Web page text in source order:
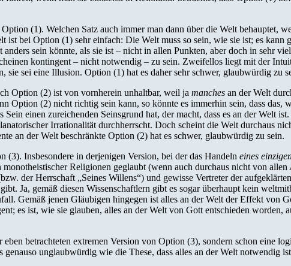
(1). Welchen Satz auch immer man dann über die Welt behauptet,
bei Option (1) sehr einfach: Die Welt muss so sein, wie sie ist; es kann
sein könnte, als sie ist – nicht in allen Punkten, aber doch in sehr
kontingent – nicht notwendig – zu sein. Zweifellos liegt mit der
sei eine Illusion. Option (1) hat es daher sehr schwer, glaubwürdig zu
Option (2) ist von vornherein unhaltbar, weil ja manches an der Welt
(2) nicht richtig sein kann, so könnte es immerhin sein, dass das,
einen zureichenden Seinsgrund hat, der macht, dass es an der Welt
Irrationalität durchherrscht. Doch scheint die Welt durchaus
an der Welt beschränkte Option (2) hat es schwer, glaubwürdig zu sein.
Insbesondere in derjenigen Version, bei der das Handeln eines
Religionen geglaubt (wenn auch durchaus nicht von
der Herrschaft „Seines Willens“) und gewisse Vertreter der
Ja, gemäß diesen Wissenschaftlern gibt es sogar überhaupt kein
Gemäß jenen Gläubigen hingegen ist alles an der Welt der Effekt von
es ist, wie sie glauben, alles an der Welt von Gott entschieden worden,
betrachteten extremen Version von Option (3), sondern schon eine
unglaubwürdig wie die These, dass alles an der Welt notwendig